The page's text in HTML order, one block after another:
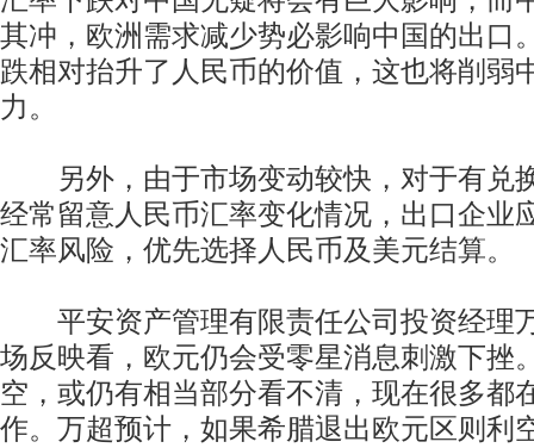
其冲，欧洲需求减少势必影响中国的出口
跌相对抬升了人民币的价值，这也将削弱
力。
另外，由于市场变动较快，对于有兑
经常留意人民币汇率变化情况，出口企业
汇率风险，优先选择人民币及美元结算。
平安资产管理有限责任公司投资经理
场反映看，欧元仍会受零星消息刺激下挫
空，或仍有相当部分看不清，现在很多都
作。万超预计，如果希腊退出欧元区则利